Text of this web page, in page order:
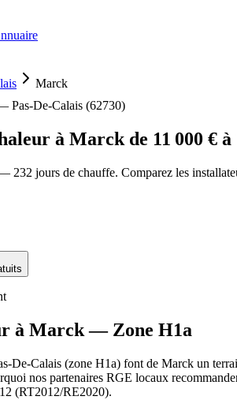
Marck
Pas-De-Calais (62730)
à Marck de 11 000 € à
jours de chauffe. Comparez les
à Marck— Zone H1a
De-Calais (zone H1a) font de Marck un
nos partenaires RGE locaux
(RT2012/RE2020).